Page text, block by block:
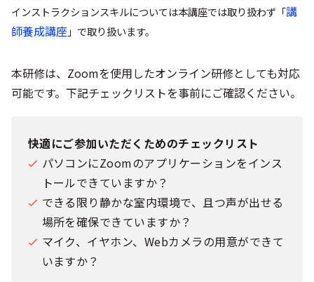
インストラクションスキルについては本講座では取り扱わず「講
師養成講座」で取り扱います。
本研修は、Zoomを使用したオンライン研修としても対応
可能です。下記チェックリストを事前にご確認ください。
快適にご参加いただくためのチェックリスト
パソコンにZoomのアプリケーションをインス
トールできていますか？
できる限り静かな室内環境で、且つ声が出せる
場所を確保できていますか？
マイク、イヤホン、Webカメラの用意ができて
いますか？